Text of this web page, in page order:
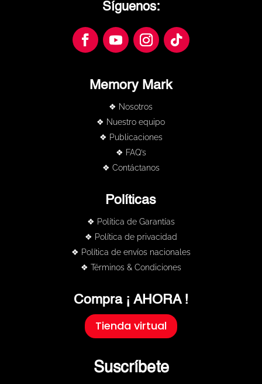
Síguenos:
Memory Mark
❖ Nosotros
❖ Nuestro equipo
❖ Publicaciones
❖ FAQ’s
❖ Contáctanos
Políticas
❖ Política de Garantías
❖ Política de privacidad
❖ Política de envíos nacionales
❖ Términos & Condiciones
Compra ¡ AHORA !
Tienda virtual
Suscríbete